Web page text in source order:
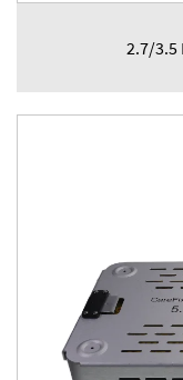
2.7/3.5